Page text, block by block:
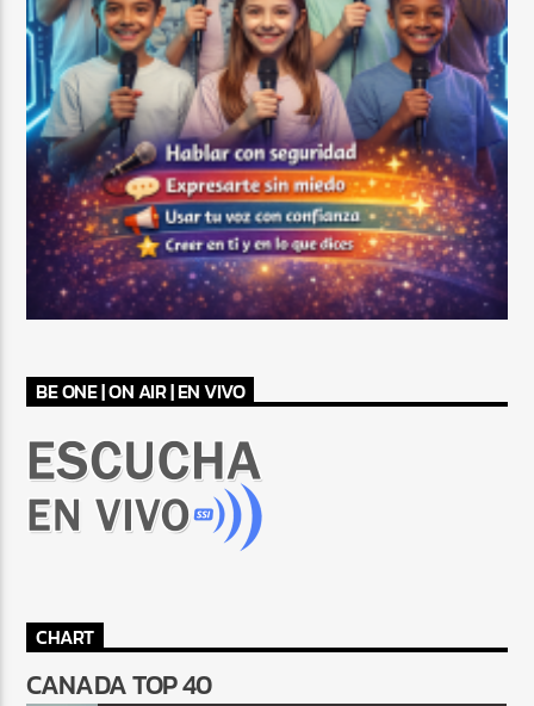
BE ONE | ON AIR | EN VIVO
CHART
CANADA TOP 40